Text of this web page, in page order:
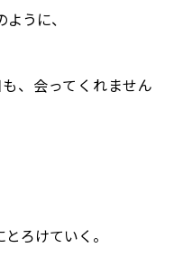
うに、
、会ってくれません
ろけていく。